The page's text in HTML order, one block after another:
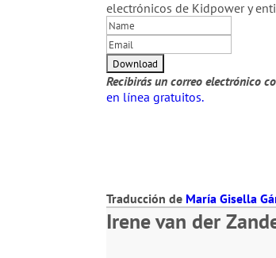
electrónicos de Kidpower y
Recibirás un correo electrónico
en línea gratuitos.
Traducción de María Gisella
Irene van der